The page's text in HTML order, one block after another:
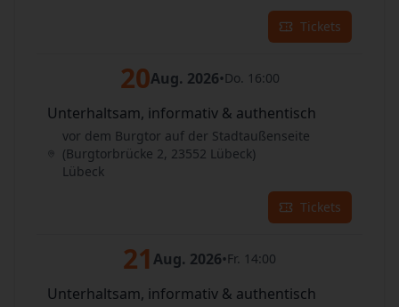
Tickets
20Aug. 2026•Do. 16:00
Unterhaltsam, informativ & authentisch
vor dem Burgtor auf der Stadtaußenseite
(Burgtorbrücke 2, 23552 Lübeck)
Lübeck
Tickets
21 Aug. 2026•Fr. 14:00
Unterhaltsam, informativ & authentisch